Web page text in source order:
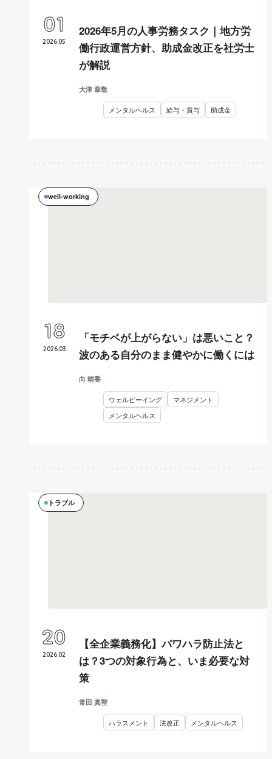
2026年5月の人事労務タスク｜地方労
働行政運営方針、助成金改正を社労士
が解説
大津 章敬
メンタルヘルス 給与・賞与 助成金
2026.05
01
well-working
「モチベが上がらない」は悪いこと？
波のある自分のまま健やかに働くには
向 晴香
ウェルビーイング
マネジメント
メンタルヘルス
2026. 03
18
トラブル
【全企業義務化】パワハラ防止法と
は？3つの対象行為と、いま必要な対
策
常田 真聖
ハラスメント 法改正 メンタルヘルス
2026.02
20